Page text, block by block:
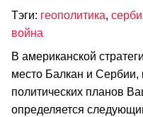
Тэги: геополитика,
война
В американской
место Балкан и
политических планов
определяется